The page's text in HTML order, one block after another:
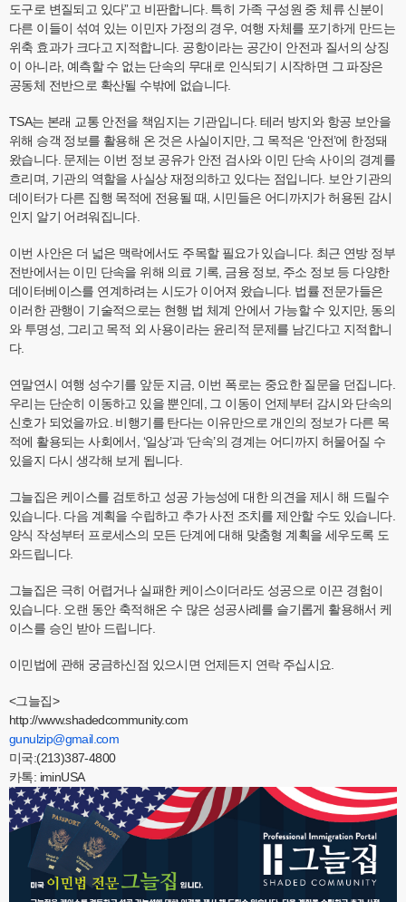
도구로 변질되고 있다”고 비판합니다. 특히 가족 구성원 중 체류 신분이
다른 이들이 섞여 있는 이민자 가정의 경우, 여행 자체를 포기하게 만드는
위축 효과가 크다고 지적합니다. 공항이라는 공간이 안전과 질서의 상징
이 아니라, 예측할 수 없는 단속의 무대로 인식되기 시작하면 그 파장은
공동체 전반으로 확산될 수밖에 없습니다.
TSA는 본래 교통 안전을 책임지는 기관입니다. 테러 방지와 항공 보안을
위해 승객 정보를 활용해 온 것은 사실이지만, 그 목적은 ‘안전’에 한정돼
왔습니다. 문제는 이번 정보 공유가 안전 검사와 이민 단속 사이의 경계를
흐리며, 기관의 역할을 사실상 재정의하고 있다는 점입니다. 보안 기관의
데이터가 다른 집행 목적에 전용될 때, 시민들은 어디까지가 허용된 감시
인지 알기 어려워집니다.
이번 사안은 더 넓은 맥락에서도 주목할 필요가 있습니다. 최근 연방 정부
전반에서는 이민 단속을 위해 의료 기록, 금융 정보, 주소 정보 등 다양한
데이터베이스를 연계하려는 시도가 이어져 왔습니다. 법률 전문가들은
이러한 관행이 기술적으로는 현행 법 체계 안에서 가능할 수 있지만, 동의
와 투명성, 그리고 목적 외 사용이라는 윤리적 문제를 남긴다고 지적합니
다.
연말연시 여행 성수기를 앞둔 지금, 이번 폭로는 중요한 질문을 던집니다.
우리는 단순히 이동하고 있을 뿐인데, 그 이동이 언제부터 감시와 단속의
신호가 되었을까요. 비행기를 탄다는 이유만으로 개인의 정보가 다른 목
적에 활용되는 사회에서, ‘일상’과 ‘단속’의 경계는 어디까지 허물어질 수
있을지 다시 생각해 보게 됩니다.
그늘집은 케이스를 검토하고 성공 가능성에 대한 의견을 제시 해 드릴수
있습니다. 다음 계획을 수립하고 추가 사전 조치를 제안할 수도 있습니다.
양식 작성부터 프로세스의 모든 단계에 대해 맞춤형 계획을 세우도록 도
와드립니다.
그늘집은 극히 어렵거나 실패한 케이스이더라도 성공으로 이끈 경험이
있습니다. 오랜 동안 축적해온 수 많은 성공사례를 슬기롭게 활용해서 케
이스를 승인 받아 드립니다.
이민법에 관해 궁금하신점 있으시면 언제든지 연락 주십시요.
<그늘집>
http://www.shadedcommunity.com
gunulzip@gmail.com
미국:(213)387-4800
카톡: iminUSA